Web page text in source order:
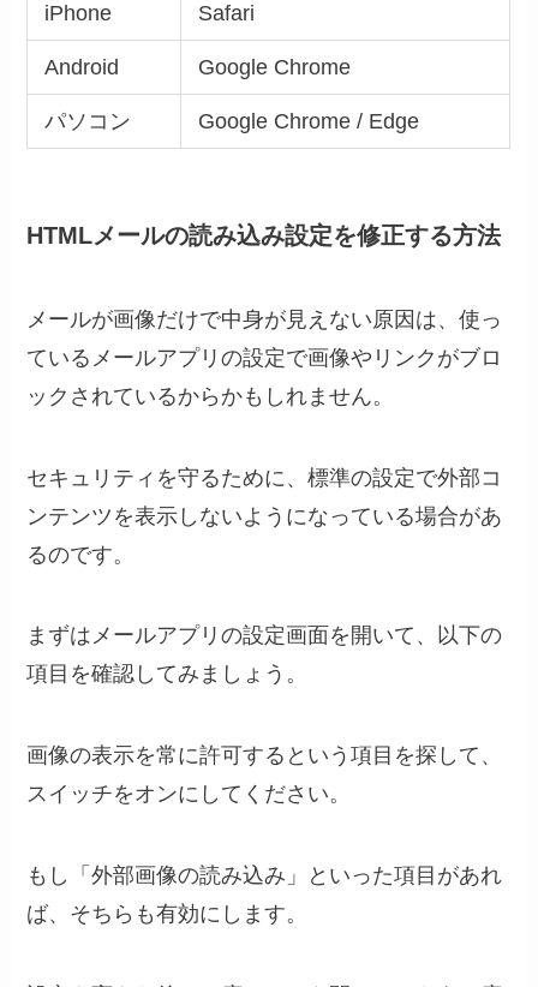
iPhone Safari
Android Google Chrome
パソコン Google Chrome / Edge
HTMLメールの読み込み設定を修正する方法
メールが画像だけで中身が見えない原因は、使っ
ているメールアプリの設定で画像やリンクがブロ
ックされているからかもしれません。
セキュリティを守るために、標準の設定で外部コ
ンテンツを表示しないようになっている場合があ
るのです。
まずはメールアプリの設定画面を開いて、以下の
項目を確認してみましょう。
画像の表示を常に許可するという項目を探して、
スイッチをオンにしてください。
もし「外部画像の読み込み」といった項目があれ
ば、そちらも有効にします。